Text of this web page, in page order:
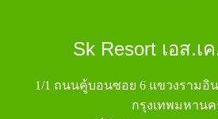
Sk Resort เอส.เ
1/1 ถนนคู้บอนซอย 6 แขวงรามอิ
กรุงเทพมหานค